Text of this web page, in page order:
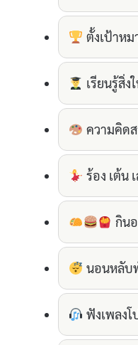
ตั้งเป้าห
เรียนรู้สิ่
ความคิด
ร้อง เต้น
กิน
นอนหลับ
ฟังเพลง